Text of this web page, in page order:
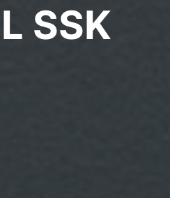
SSK